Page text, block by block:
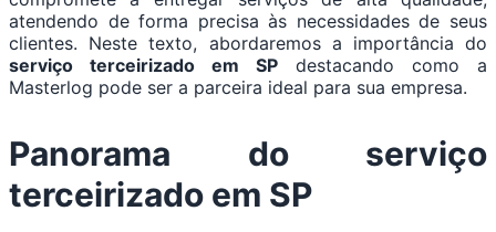
atendendo de forma precisa às necessidades de seus
clientes. Neste texto, abordaremos a importância do
serviço terceirizado em SP destacando como a
Masterlog pode ser a parceira ideal para sua empresa.
Panorama do serviço
terceirizado em SP